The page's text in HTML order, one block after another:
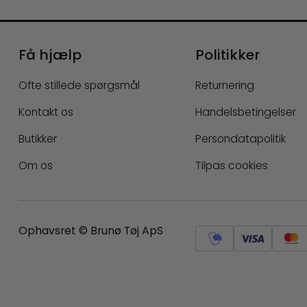
Få hjælp
Ofte stillede spørgsmål
Kontakt os
Butikker
Om os
Politikker
Returnering
Handelsbetingelser
Persondatapolitik
Tilpas cookies
Ophavsret © Brunø Tøj ApS